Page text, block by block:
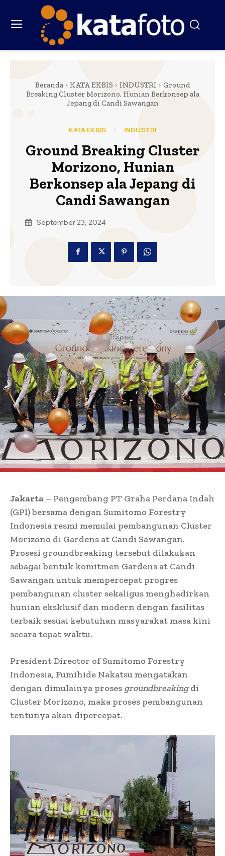
Beranda KATA EKBIS INDUSTRI
Ground
Breaking Cluster Morizono, Hunian Berkonsep ala
Jepang di Candi Sawangan
KATA EKBIS INDUSTRI
Ground Breaking Cluster
Morizono, Hunian
Berkonsep ala Jepang di
Candi Sawangan
September 23, 2024
Jakarta – Pengembang PT Graha Perdana Indah
(GPI) bersama dengan Sumitomo Forestry
Indonesia resmi memulai pembangunan Cluster
Morizono di Gardens at Candi Sawangan.
Prosesi groundbreaking tersebut dilakukan
sebagai bentuk komitmen Gardens at Candi
Sawangan untuk mempercepat progres
pembangunan cluster sekaligus menghadirkan
hunian eksklusif dan modern dengan fasilitas
terbaik sesuai kebutuhan masyarakat masa kini
secara tepat waktu.
President Director of Sumitomo Forestry
Indonesia, Fumihide Nakatsu mengatakan
dengan dimulainya proses groundbreakingdi
Cluster Morizono, maka proses pembangunan
tentunya akan dipercepat.